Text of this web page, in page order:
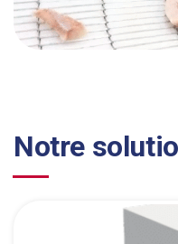
Notre